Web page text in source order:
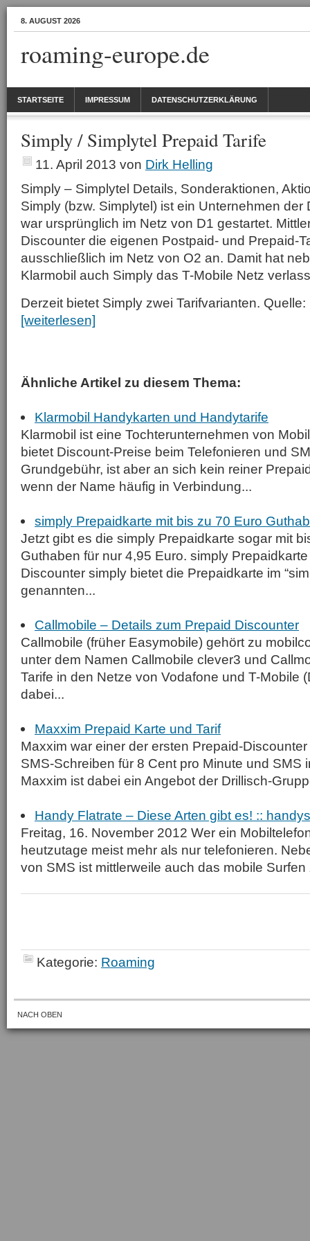
8. AUGUST 2026
roaming-europe.de
STARTSEITE IMPRESSUM DATENSCHUTZERKLÄRUNG
Simply / Simplytel Prepaid Tarife
11. April 2013 von Dirk Helling
Simply – Simplytel Details, Sonderaktionen,
Simply (bzw. Simplytel) ist ein Unternehmen der
war ursprünglich im Netz von D1 gestartet.
Discounter die eigenen Postpaid- und Prepaid-
ausschließlich im Netz von O2 an. Damit hat
Klarmobil auch Simply das T-Mobile Netz
Derzeit bietet Simply zwei Tarifvarianten.
[weiterlesen]
Ähnliche Artikel zu diesem Thema:
Klarmobil Handykarten und Handytarife
Klarmobil ist eine Tochterunternehmen von
bietet Discount-Preise beim Telefonieren und
Grundgebühr, ist aber an sich kein reiner
wenn der Name häufig in Verbindung...
simply Prepaidkarte mit bis zu 70 Euro
Jetzt gibt es die simply Prepaidkarte sogar mit
Guthaben für nur 4,95 Euro. simply
Discounter simply bietet die Prepaidkarte im
genannten...
Callmobile – Details zum Prepaid Discounter
Callmobile (früher Easymobile) gehört zu
unter dem Namen Callmobile clever3 und
Tarife in den Netze von Vodafone und T-Mobile
dabei...
Maxxim Prepaid Karte und Tarif
Maxxim war einer der ersten Prepaid-
SMS-Schreiben für 8 Cent pro Minute und SMS
Maxxim ist dabei ein Angebot der Drillisch-
Handy Flatrate – Diese Arten gibt es! ::
Freitag, 16. November 2012 Wer ein
heutzutage meist mehr als nur telefonieren.
von SMS ist mittlerweile auch das mobile
Kategorie: Roaming
NACH OBEN